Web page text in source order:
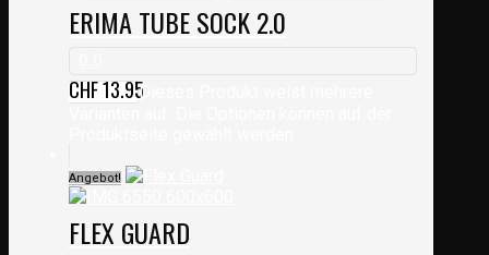
ERIMA TUBE SOCK 2.0
CHF13.95Dieses Produkt weist mehrere
Angebot!
FLEX GUARD